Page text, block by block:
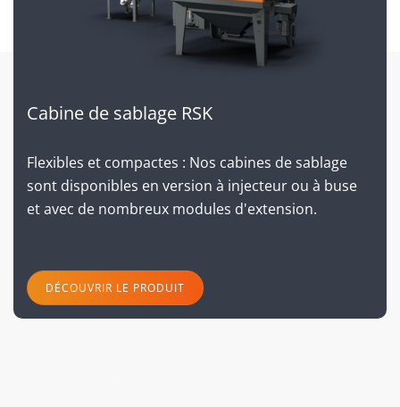
Cabine de sablage RSK
Flexibles et compactes : Nos cabines de sablage
sont disponibles en version à injecteur ou à buse
et avec de nombreux modules d'extension.
DÉCOUVRIR LE PRODUIT